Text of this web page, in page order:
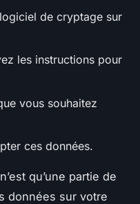
de cryptage sur
les instructions pour
vous souhaitez
ces données.
n’est qu’une partie de
données sur votre